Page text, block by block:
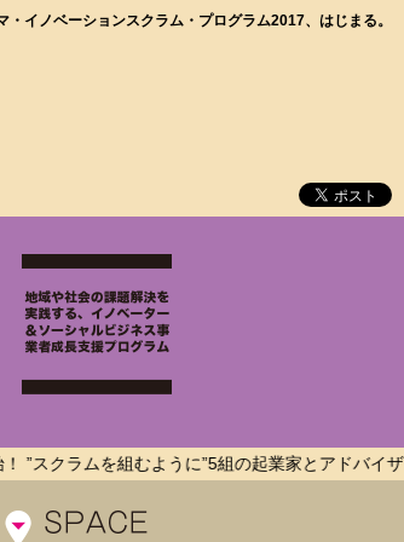
・イノベーションスクラム・プログラム2017、はじまる。
を組むように”5組の起業家とアドバイザー、プロ